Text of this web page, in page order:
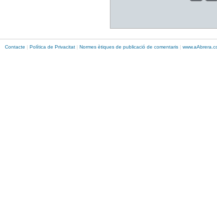
Contacte | Política de Privacitat | Normes ètiques de publicació de comentaris | www.aAbrera